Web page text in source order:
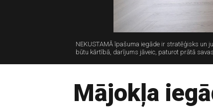
NEKUSTAMĀ īpašuma iegāde ir stratēģisks un
būtu kārtībā, darījums jāveic, paturot prātā
Mājokļa